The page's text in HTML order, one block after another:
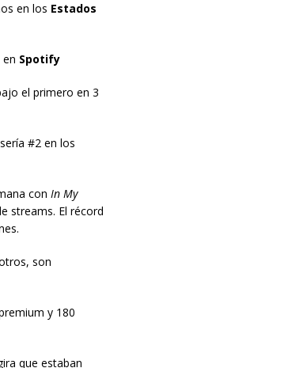
en los Estados
Spotify
el primero en 3
#2 en los
con In My
streams. El récord
son
y 180
que estaban